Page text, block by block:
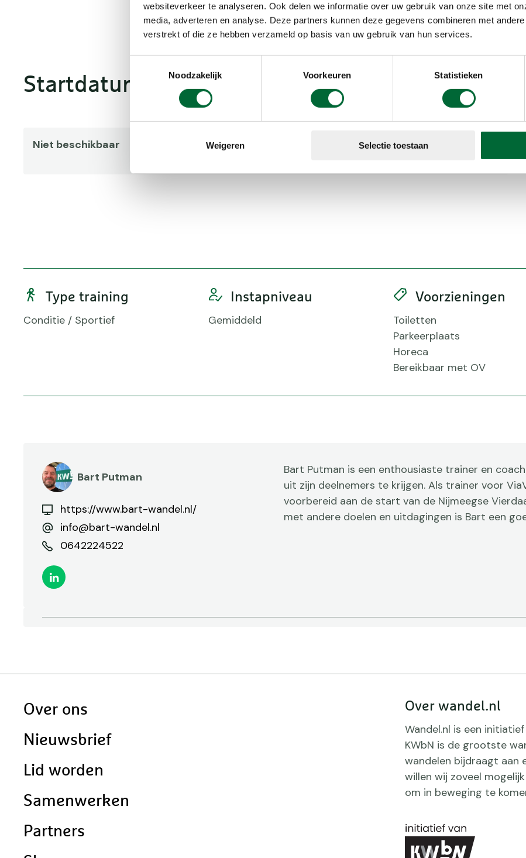
websiteverkeer te analyseren. Ook delen we informatie over uw gebruik van onze site met
media, adverteren en analyse. Deze partners kunnen deze gegevens combineren met
verstrekt of die ze hebben verzameld op basis van uw gebruik van hun services.
Noodzakelijk
Voorkeuren Statistieken
Weigeren Selectie toestaan
Kies je startdatum
Startdatum
Niet beschikbaar
Type training
Conditie / Sportief
Instapniveau
Gemiddeld
Voorzieningen
Toiletten
Parkeerplaats
Horeca
Bereikbaar met OV
Bart Putman
https://www.bart-wandel.nl/
info@bart-wandel.nl
0642224522
Linkedin
Bart Putman is een enthousiaste trainer en
uit zijn deelnemers te krijgen. Als trainer voor
voorbereid aan de start van de Nijmeegse
met andere doelen en uitdagingen is Bart een
Doormat
Over ons
Nieuwsbrief
Lid worden
Samenwerken
Partners
Over wandel.nl
Wandel.nl is een
KWbN is de grootste
wandelen bijdraagt aan
willen wij zoveel
om in beweging te